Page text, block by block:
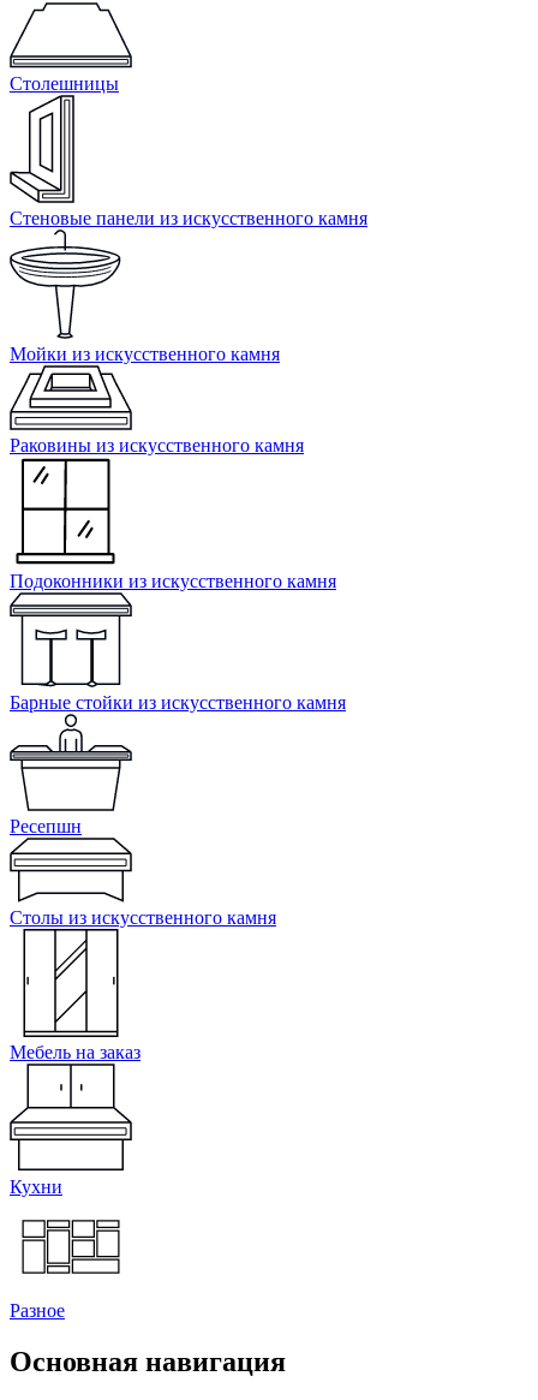
Столешницы
Стеновые панели из искусственного камня
Мойки из искусственного камня
Раковины из искусственного камня
Подоконники из искусственного камня
Барные стойки из искусственного камня
Ресепшн
Cтолы из искусственного камня
Мебель на заказ
Кухни
Разное
Основная навигация